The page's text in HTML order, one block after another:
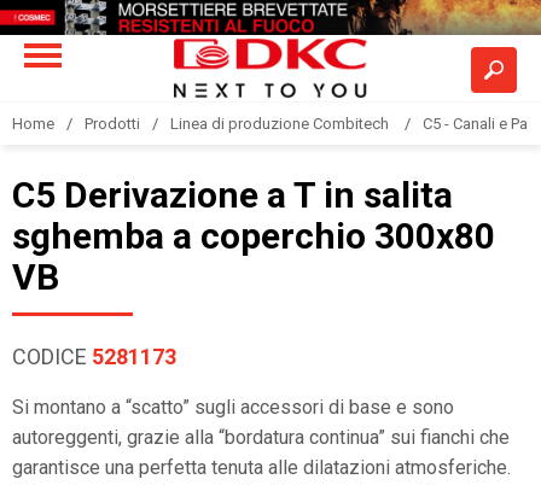
Home Prodotti Linea di produzione Combitech C5 - Canali e
C5 Derivazione a T in salita
sghemba a coperchio 300x80
VB
CODICE 5281173
Si montano a “scatto” sugli accessori di base e sono
autoreggenti, grazie alla “bordatura continua” sui fianchi che
garantisce una perfetta tenuta alle dilatazioni atmosferiche.